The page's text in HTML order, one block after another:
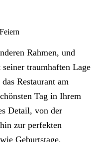
Rahmen, und
traumhaften Lage
Restaurant am
Tag in Ihrem
Detail, von der
zur perfekten
Geburtstage,